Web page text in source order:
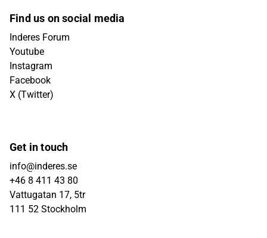
Find us on social media
Inderes Forum
Youtube
Instagram
Facebook
X (Twitter)
Get in touch
info@inderes.se
+46 8 411 43 80
Vattugatan 17, 5tr
111 52 Stockholm